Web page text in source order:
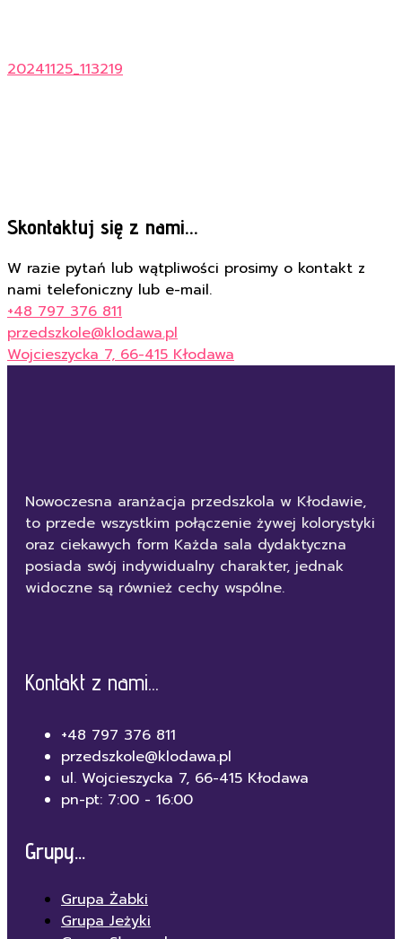
20241125_113219
Skontaktuj się z nami...
W razie pytań lub wątpliwości prosimy o kontakt z
nami telefoniczny lub e-mail.
+48 797 376 811
przedszkole@klodawa.pl
Wojcieszycka 7, 66-415 Kłodawa
Nowoczesna aranżacja przedszkola w Kłodawie,
to przede wszystkim połączenie żywej kolorystyki
oraz ciekawych form Każda sala dydaktyczna
posiada swój indywidualny charakter, jednak
widoczne są również cechy wspólne.
Kontakt z nami...
+48 797 376 811
przedszkole@klodawa.pl
ul. Wojcieszycka 7, 66-415 Kłodawa
pn-pt: 7:00 - 16:00
Grupy...
Grupa Żabki
Grupa Jeżyki